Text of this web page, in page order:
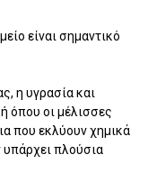
είναι σημαντικό
η υγρασία και
όπου οι μέλισσες
που εκλύουν χημικά
πλούσια